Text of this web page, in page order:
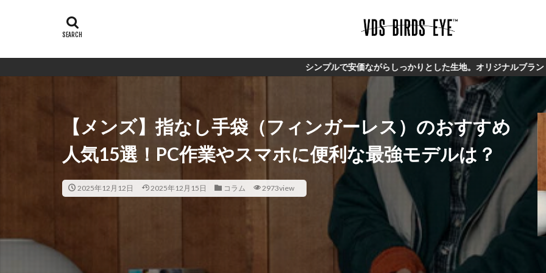
シンプルで安価ながらしっかりとした生地。オリジナルブランド【VDS】
【メンズ】指なし手袋（フィンガーレス）のおすすめ
人気15選！PC作業やスマホに便利な最強モデルは？
2025年12月12日 2025年12月15日 コラム 2973view